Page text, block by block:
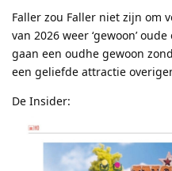
Faller zou Faller niet zijn om
van 2026 weer ‘gewoon’
gaan een oudhe gewoon
een geliefde attractie
De Insider: